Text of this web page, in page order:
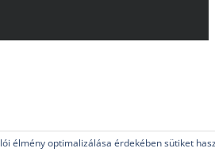
élmény optimalizálása érdekében sütiket